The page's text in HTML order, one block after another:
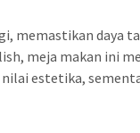
memastikan daya
meja makan ini
estetika,